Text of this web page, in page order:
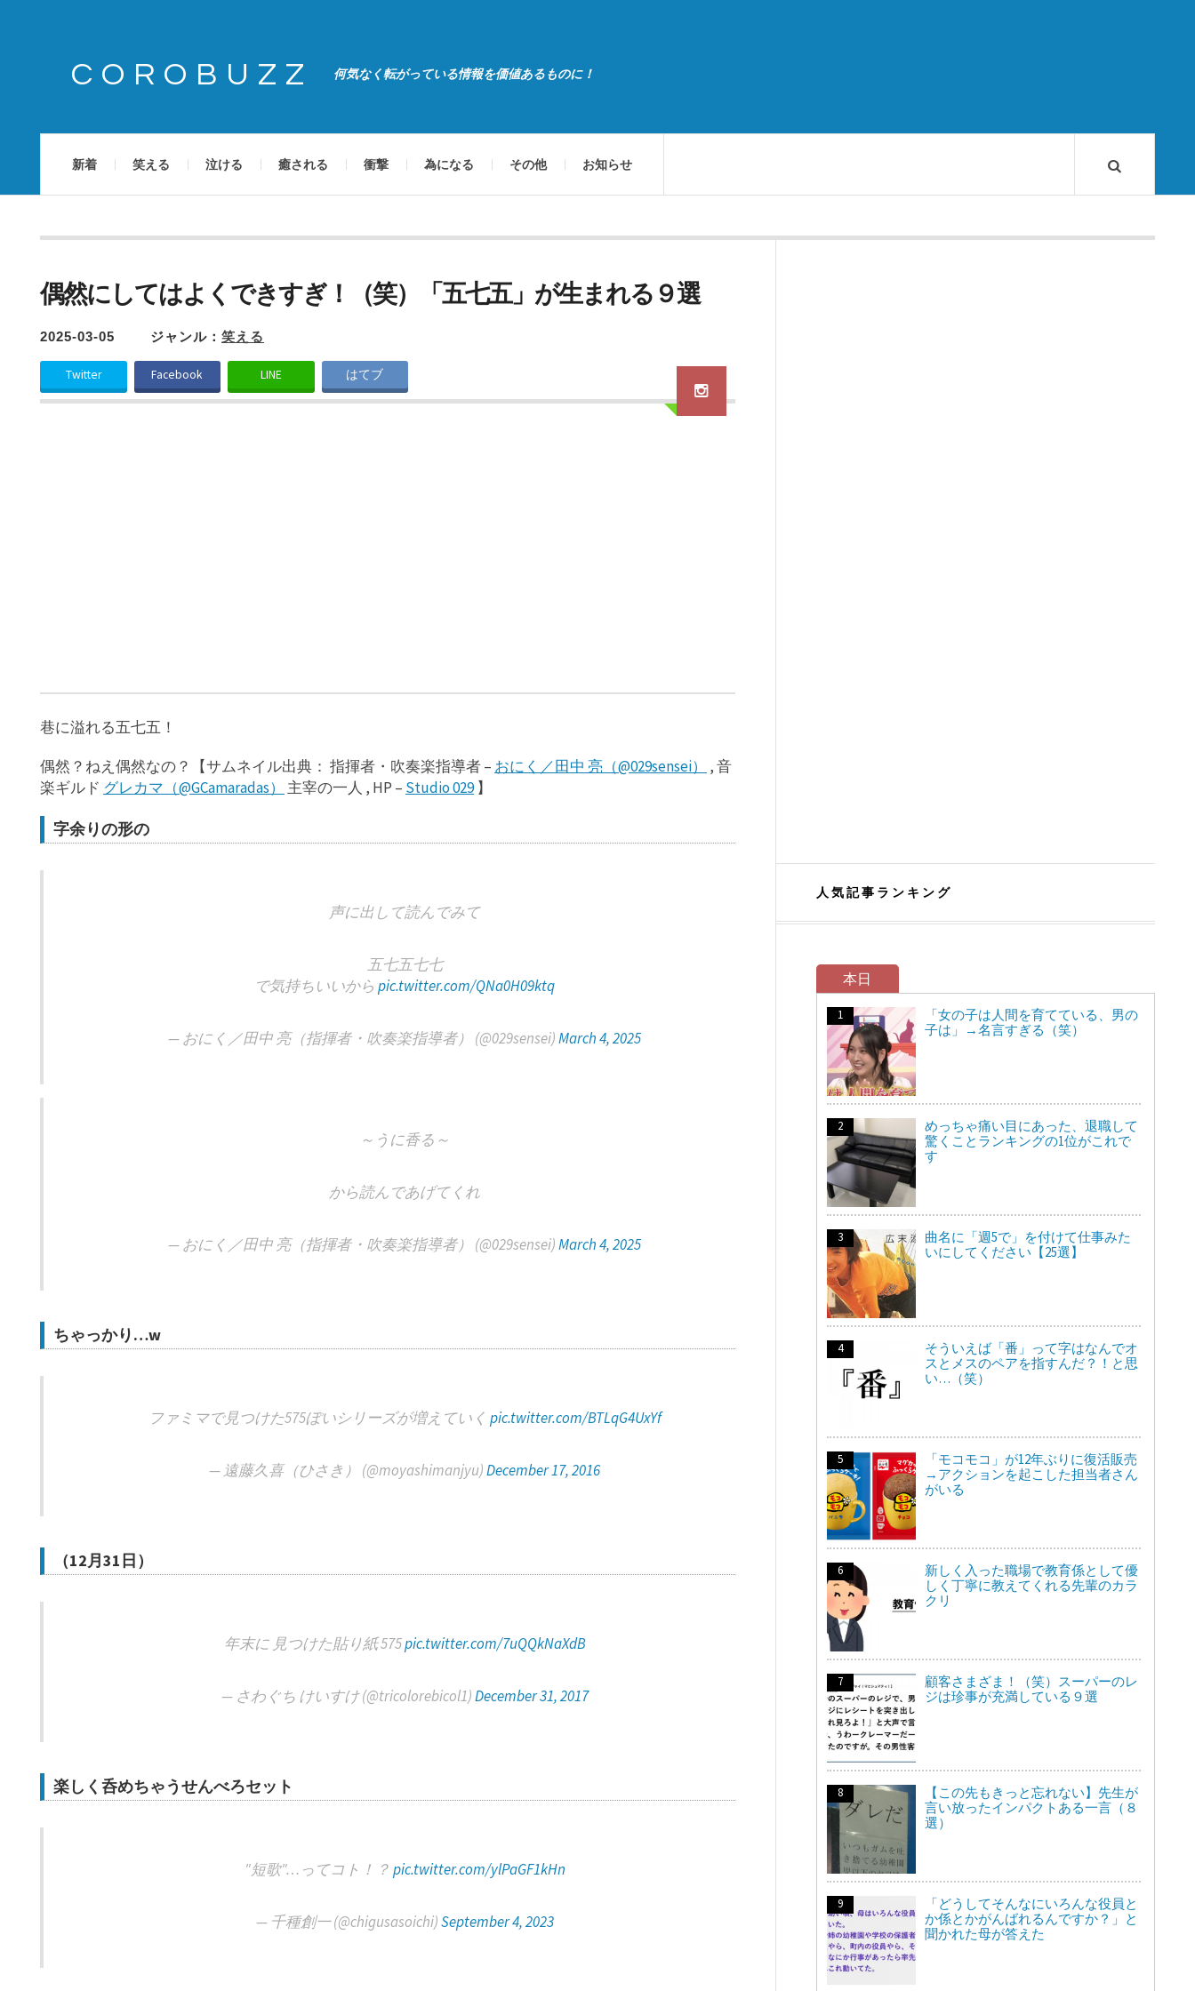
COROBUZZ 何気なく転がっている情報を価値あるものに！
新着 笑える 泣ける 癒される 衝撃 為になる その他 お知らせ
偶然にしてはよくできすぎ！（笑）「五七五」が生まれる９選
2025-03-05 ジャンル： 笑える
Twitter Facebook LINE はてブ
巷に溢れる五七五！
偶然？ねえ偶然なの？【サムネイル出典： 指揮者・吹奏楽指導者 – おにく／田中 亮（@029sensei）
, 音
楽ギルド グレカマ（@GCamaradas） 主宰の一人 , HP – Studio 029】
字余りの形の
声に出して読んでみて
五七五七七
で気持ちいいからpic.twitter.com/QNa0H09ktq
— おにく／田中 亮（指揮者・吹奏楽指導者） (@029sensei)March 4, 2025
～うに香る～
から読んであげてくれ
— おにく／田中 亮（指揮者・吹奏楽指導者） (@029sensei)March 4, 2025
ちゃっかり…w
ファミマで見つけた575ぽいシリーズが増えていく pic.twitter.com/BTLqG4UxYf
— 遠藤久喜（ひさき） (@moyashimanjyu)December 17, 2016
（12月31日）
年末に 見つけた貼り紙 575pic.twitter.com/7uQQkNaXdB
— さわぐち けいすけ (@tricolorebicol1)December 31, 2017
楽しく呑めちゃうせんべろセット
"短歌"…ってコト！？ pic.twitter.com/ylPaGF1kHn
— 千種創一 (@chigusasoichi)September 4, 2023
人気記事ランキング
本日
「女の子は人間を育てている、男の
子は」→名言すぎる（笑）
めっちゃ痛い目にあった、退職して
驚くことランキングの1位がこれで
す
曲名に「週5で」を付けて仕事みた
いにしてください【25選】
そういえば「番」って字はなんでオ
スとメスのペアを指すんだ？！と思
い…（笑）
「モコモコ」が12年ぶりに復活販売
→アクションを起こした担当者さん
がいる
新しく入った職場で教育係として優
しく丁寧に教えてくれる先輩のカラ
クリ
顧客さまざま！（笑）スーパーのレ
ジは珍事が充満している９選
【この先もきっと忘れない】先生が
言い放ったインパクトある一言（８
選）
「どうしてそんなにいろんな役員と
か係とかがんばれるんですか？」と
聞かれた母が答えた